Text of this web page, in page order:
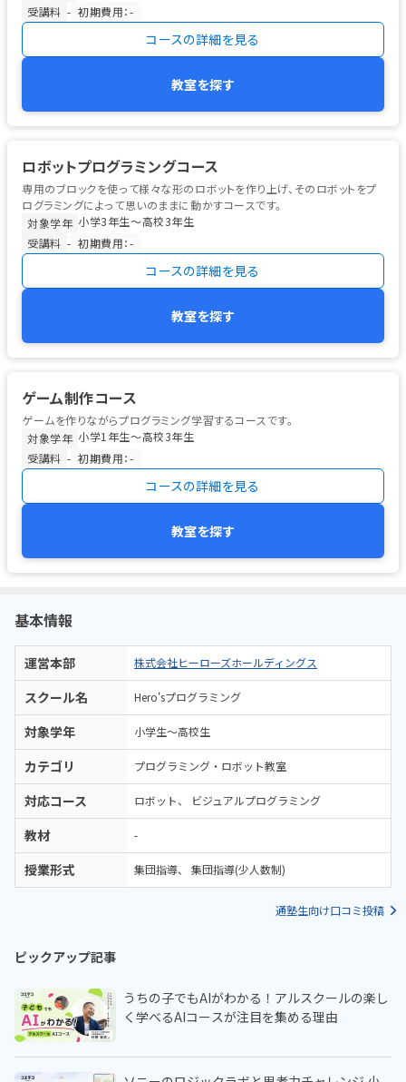
受講料 - 初期費用：-
コースの詳細を見る
教室を探す
ロボットプログラミングコース
専用のブロックを使って様々な形のロボットを作り上げ、そのロボットをプ
ログラミングによって思いのままに動かすコースです。
対象学年 小学3年生〜高校3年生
受講料 - 初期費用：-
コースの詳細を見る
教室を探す
ゲーム制作コース
ゲームを作りながらプログラミング学習するコースです。
対象学年 小学1年生〜高校3年生
受講料 - 初期費用：-
コースの詳細を見る
教室を探す
基本情報
運営本部 株式会社ヒーローズホールディングス
スクール名 Hero'sプログラミング
対象学年 小学生～高校生
カテゴリ プログラミング・ロボット教室
対応コース ロボット ビジュアルプログラミング
教材 -
授業形式 集団指導 集団指導(少人数制)
通塾生向け口コミ投稿
ピックアップ記事
うちの子でもAIがわかる！アルスクールの楽し
く学べるAIコースが注目を集める理由